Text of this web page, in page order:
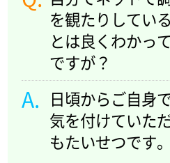
を観たりしてい
とは良くわかっ
ですが？
日頃からご自身
気を付けていた
もたいせつです。